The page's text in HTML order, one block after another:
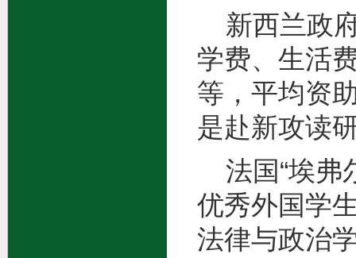
新西兰政
学费、生活
等，平均资
是赴新攻读
法国“埃弗
优秀外国学
法律与政治